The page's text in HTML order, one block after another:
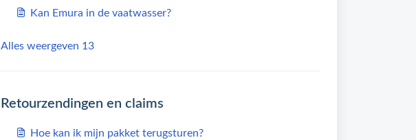
Kan Emura in de vaatwasser?
Alles weergeven 13
Retourzendingen en claims
Hoe kan ik mijn pakket terugsturen?